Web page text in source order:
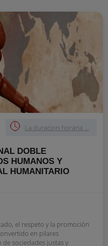
La duracion horaria ...
DOBLE
HUMANOS Y
HUMANITARIO
el respeto y la promoción
en pilares
sociedades justas y